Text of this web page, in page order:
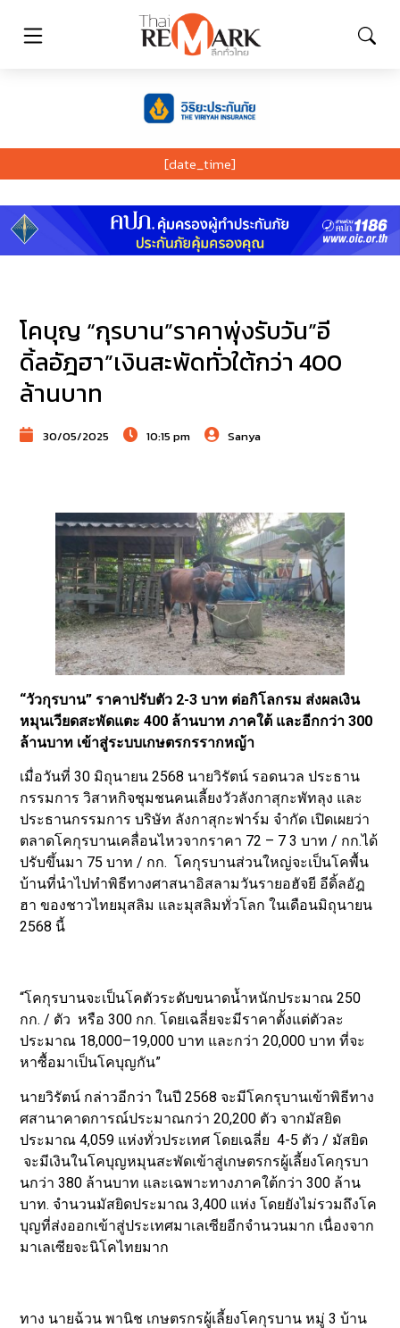
[date_time]
โคบุญ “กุรบาน”ราคาพุ่งรับวัน”อี
ดิ้ลอัฎฮา”เงินสะพัดทั่วใต้กว่า 400
ล้านบาท
30/05/2025 10:15 pm Sanya
“วัวกุรบาน” ราคาปรับตัว 2-3 บาท ต่อกิโลกรม ส่งผลเงิน
หมุนเวียดสะพัดแตะ 400 ล้านบาท ภาคใต้ และอีกกว่า 300
ล้านบาท เข้าสู่ระบบเกษตรกรรากหญ้า
เมื่อวันที่ 30 มิถุนายน 2568 นายวิรัตน์ รอดนวล ประธาน
กรรมการ วิสาหกิจชุมชนคนเลี้ยงวัวลังกาสุกะพัทลุง และ
ประธานกรรมการ บริษัท ลังกาสุกะฟาร์ม จำกัด เปิดเผยว่า
ตลาดโคกุรบานเคลื่อนไหวจากราคา 72 – 7 3 บาท / กก.ได้
ปรับขึ้นมา 75 บาท / กก. โคกุรบานส่วนใหญ่จะเป็นโคพื้น
บ้านที่นำไปทำพิธีทางศาสนาอิสลามวันรายอฮัจยี อีดิ้ลอัฎ
ฮา ของชาวไทยมุสลิม และมุสลิมทั่วโลก ในเดือนมิถุนายน
2568 นี้
“โคกุรบานจะเป็นโคตัวระดับขนาดน้ำหนักประมาณ 250
กก. / ตัว หรือ 300 กก. โดยเฉลี่ยจะมีราคาตั้งแต่ตัวละ
ประมาณ 18,000–19,000 บาท และกว่า 20,000 บาท ที่จะ
หาซื้อมาเป็นโคบุญกัน”
นายวิรัตน์ กล่าวอีกว่า ในปี 2568 จะมีโคกรุบานเข้าพิธีทาง
ศสานาคาดการณ์ประมาณกว่า 20,200 ตัว จากมัสยิด
ประมาณ 4,059 แห่งทั่วประเทศ โดยเฉลี่ย 4-5 ตัว / มัสยิด
จะมีเงินในโคบุญหมุนสะพัดเข้าสู่เกษตรกรผู้เลี้ยงโคกุรบา
นกว่า 380 ล้านบาท และเฉพาะทางภาคใต้กว่า 300 ล้าน
บาท. จำนวนมัสยิดประมาณ 3,400 แห่ง โดยยังไม่รวมถึงโค
บุญที่ส่งออกเข้าสู่ประเทศมาเลเซียอีกจำนวนมาก เนื่องจาก
มาเลเซียจะนิโคไทยมาก
ทาง นายฉ้วน พานิช เกษตรกรผู้เลี้ยงโคกุรบาน หมู่ 3 บ้าน